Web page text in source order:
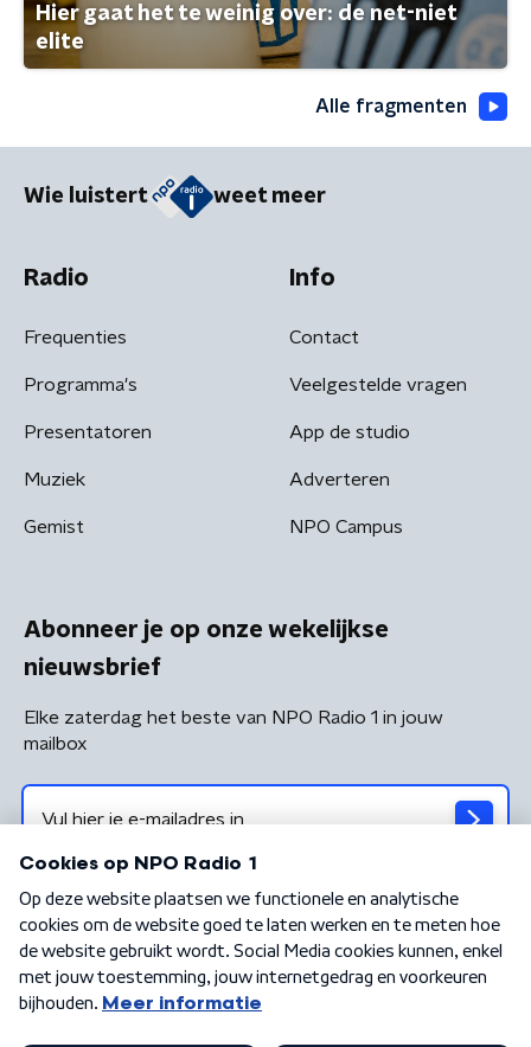
Hier gaat het te weinig over: de net-niet
elite
Alle fragmenten
Wie luistert weet meer
Radio
Frequenties
Programma's
Presentatoren
Muziek
Gemist
Info
Contact
Veelgestelde vragen
App de studio
Adverteren
NPO Campus
Abonneer je op onze wekelijkse
nieuwsbrief
Elke zaterdag het beste van NPO Radio 1 in jouw
mailbox
Algemene voorwaarden Privacybeleid